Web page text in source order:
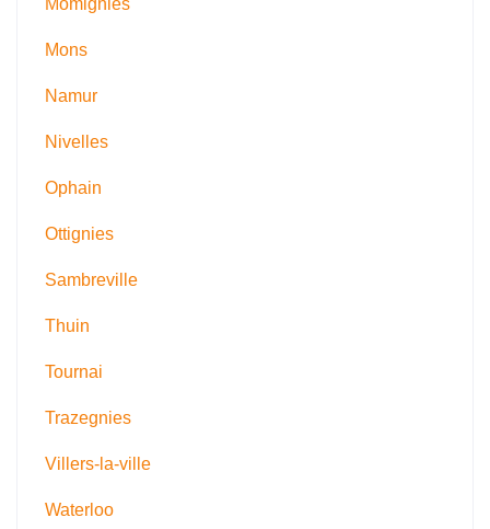
Mons
Namur
Nivelles
Ophain
Ottignies
Sambreville
Thuin
Tournai
Trazegnies
Villers-la-ville
Waterloo